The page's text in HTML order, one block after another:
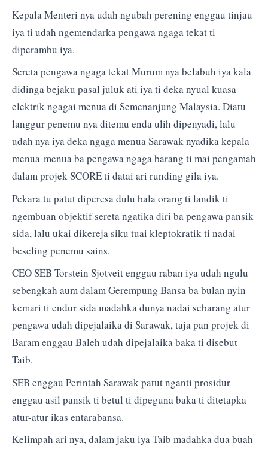
Kepala Menteri nya udah ngubah perening enggau tinjau
iya ti udah ngemendarka pengawa ngaga tekat ti
diperambu iya.
Sereta pengawa ngaga tekat Murum nya belabuh iya kala
didinga bejaku pasal juluk ati iya ti deka nyual kuasa
elektrik ngagai menua di Semenanjung Malaysia. Diatu
langgur penemu nya ditemu enda ulih dipenyadi, lalu
udah nya iya deka ngaga menua Sarawak nyadika kepala
menua-menua ba pengawa ngaga barang ti mai pengamah
dalam projek SCORE ti datai ari runding gila iya.
Pekara tu patut diperesa dulu bala orang ti landik ti
ngembuan objektif sereta ngatika diri ba pengawa pansik
sida, lalu ukai dikereja siku tuai kleptokratik ti nadai
beseling penemu sains.
CEO SEB Torstein Sjotveit enggau raban iya udah ngulu
sebengkah aum dalam Gerempung Bansa ba bulan nyin
kemari ti endur sida madahka dunya nadai sebarang atur
pengawa udah dipejalaika di Sarawak, taja pan projek di
Baram enggau Baleh udah dipejalaika baka ti disebut
Taib.
SEB enggau Perintah Sarawak patut nganti prosidur
enggau asil pansik ti betul ti dipeguna baka ti ditetapka
atur-atur ikas entarabansa.
Kelimpah ari nya, dalam jaku iya Taib madahka dua buah